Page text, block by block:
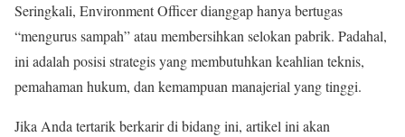
Seringkali, Environment Officer dianggap hanya bertugas
“mengurus sampah” atau membersihkan selokan pabrik. Padahal,
ini adalah posisi strategis yang membutuhkan keahlian teknis,
pemahaman hukum, dan kemampuan manajerial yang tinggi.
Jika Anda tertarik berkarir di bidang ini, artikel ini akan